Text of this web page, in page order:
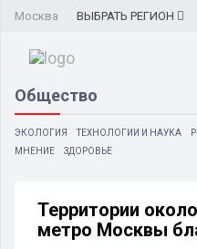
Москва ВЫБРАТЬ РЕГИОН
Общество
ЭКОЛОГИЯ ТЕХНОЛОГИИ И НАУКА
МНЕНИЕ
ЗДОРОВЬЕ
Территории
метро Москвы